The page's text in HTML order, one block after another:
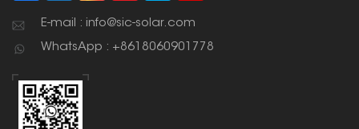
E-mail : info@sic-solar.com
WhatsApp : +8618060901778